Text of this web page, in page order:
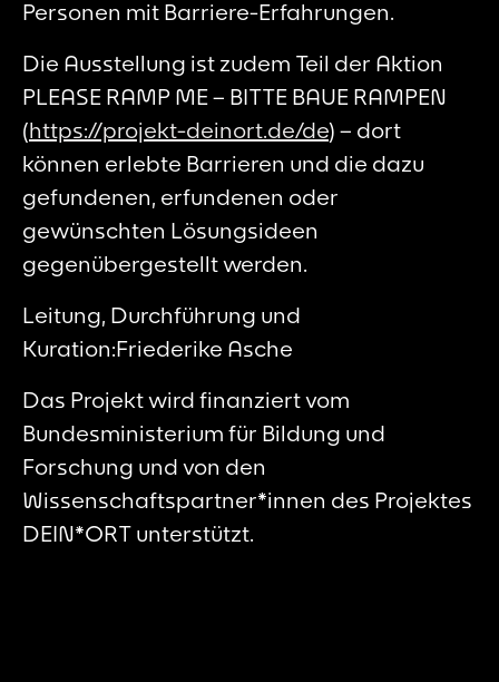
Personen mit Barriere-Erfahrungen.
Die Ausstellung ist zudem Teil der Aktion
PLEASE RAMP ME – BITTE BAUE RAMPEN
(https://projekt-deinort.de/de) – dort
können erlebte Barrieren und die dazu
gefundenen, erfundenen oder
gewünschten Lösungsideen
gegenübergestellt werden.
Leitung, Durchführung und
Kuration:Friederike Asche
Das Projekt wird finanziert vom
Bundesministerium für Bildung und
Forschung und von den
Wissenschaftspartner*innen des Projektes
DEIN*ORT unterstützt.